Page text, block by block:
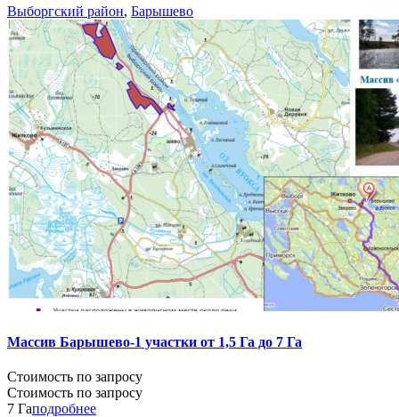
Выборгский район, Барышево
Массив Барышево-1 участки от 1,5 Га до 7 Га
Стоимость по запросу
Стоимость по запросу
7 Гаподробнее